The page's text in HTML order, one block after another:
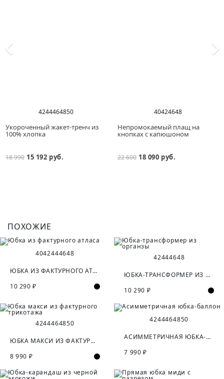
4244464850
Укороченный жакет-тренч из
100% хлопка
18 990 15 192 руб.
40424648
Непромокаемый плащ на
кнопках с капюшоном
22 600 18 090 руб.
ПОХОЖИЕ
4042444648
ЮБКА ИЗ ФАКТУРНОГО АТЛАСА
10 290 ₽
42444648
ЮБКА-ТРАНСФОРМЕР ИЗ ОРГАНЗЫ
10 290 ₽
4244464850
ЮБКА МАКСИ ИЗ ФАКТУРНОГО ТРИКОТАЖА
8 990 ₽
4244464850
АСИММЕТРИЧНАЯ ЮБКА-БАЛЛОН
7 990 ₽